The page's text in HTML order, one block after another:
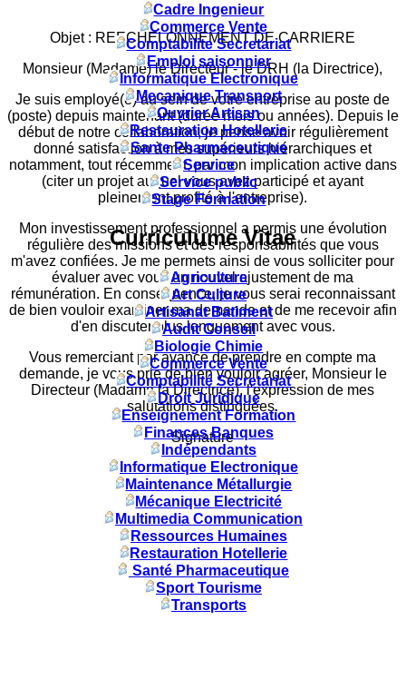
Objet : REECHELONNEMENT DE CARRIERE
Monsieur (Madame) le Directeur - le DRH (la Directrice),
Je suis employé(e) au sein de votre entreprise au poste de
(poste) depuis maintenant (durée mois ou années). Depuis le
début de notre collaboration, je pense avoir régulièrement
donné satisfaction à mes supérieurs hiérarchiques et
notamment, tout récemment, par mon implication active dans
(citer un projet auquel vous avez participé et ayant
pleinement profité à l'entreprise).
Mon investissement professionnel a permis une évolution
régulière des missions et des responsabilités que vous
m'avez confiées. Je me permets ainsi de vous solliciter pour
évaluer avec vous un nouvel ajustement de ma
rémunération. En conséquence, je vous serai reconnaissant
de bien vouloir examiner ma demande et de me recevoir afin
d'en discuter plus longuement avec vous.
Vous remerciant par avance de prendre en compte ma
demande, je vous prie de bien vouloir agréer, Monsieur le
Directeur (Madame la Directrice), l'expression de mes
salutations distinguées.
Signature
Cadre Ingenieur
Commerce Vente
Comptabilite Secretariat
Emploi saisonnier
Informatique Electronique
Mecanique Transport
Ouvrier Artisan
Restauration Hotellerie
Sante Pharmaceutique
Service
Service public
Stage Formation
Curriculume Vitae
Agriculture
Art Culture
Artisanat Batiment
Audit Conseil
Biologie Chimie
Commerce Vente
Comptabilité Secretariat
Droit Juridique
Enseignement Formation
Finances Banques
Indépendants
Informatique Electronique
Maintenance Métallurgie
Mécanique Electricité
Multimedia Communication
Ressources Humaines
Restauration Hotellerie
Santé Pharmaceutique
Sport Tourisme
Transports